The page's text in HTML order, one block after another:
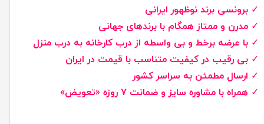
✓ برونسی برند نوظهور ایرانی
✓ مدرن و ممتاز همگام با برندهای جهانی
✓ با عرضه برخط و بی واسطه از درب کارخانه به درب منزل
✓ بی رقیب در کیفیت متناسب با قیمت در ایران
✓ ارسال مطمئن به سراسر کشور
✓ همراه با مشاوره سایز و ضمانت ۷ روزه «تعویض»